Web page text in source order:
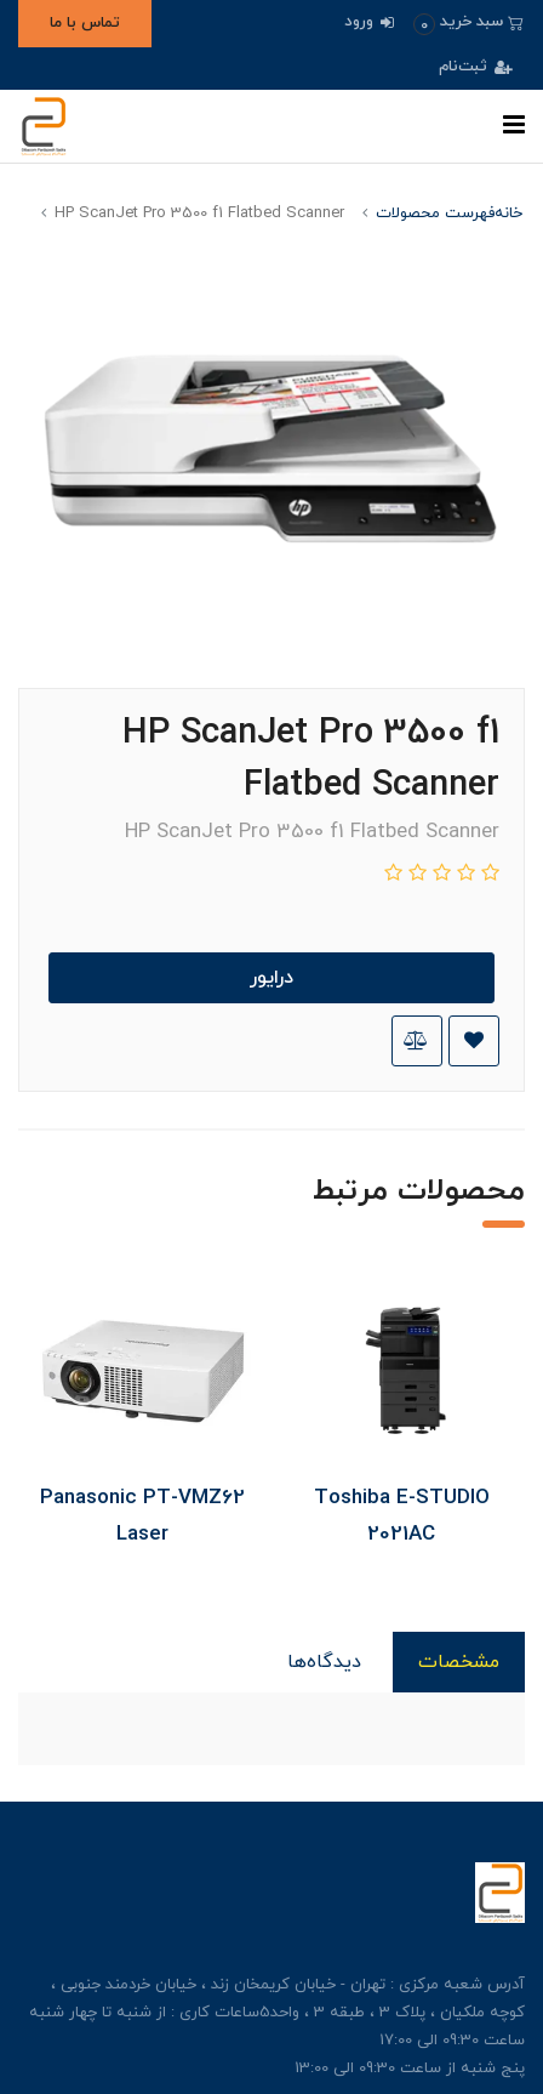
سبد خرید 0 ورود
ثبت‌نام
تماس با ما
خانهفهرست محصولات HP ScanJet Pro 3500 f1 Flatbed Scanner
HP ScanJet Pro 3500 f1
Flatbed Scanner
HP ScanJet Pro 3500 f1 Flatbed Scanner
درایور
محصولات مرتبط
Toshiba E-STUDIO
2021AC
Panasonic PT-VMZ62
Laser
مشخصات دیدگاه‌ها
آدرس شعبه مرکزی : تهران - خیابان کریمخان زند ، خیابان خردمند جنوبی ،
کوچه ملکیان ، پلاک 3 ، طبقه 3 ، واحد5ساعات کاری : از شنبه تا چهار شنبه
ساعت 09:30 الی 17:00
پنج شنبه از ساعت 09:30 الی 13:00